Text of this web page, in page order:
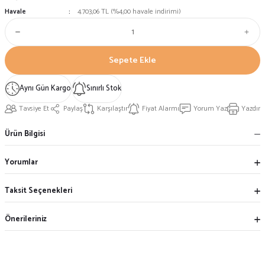
Havale
4.703,06 TL (%4,00 havale indirimi)
Sepete Ekle
Aynı Gün Kargo Sınırlı Stok
Tavsiye Et Paylaş Karşılaştır Fiyat Alarmı Yorum Yaz Yazdır
Ürün Bilgisi
Yorumlar
Taksit Seçenekleri
Önerileriniz